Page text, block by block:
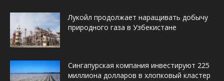
Лукойл продолжает наращивать добычу
природного газа в Узбекистане
Сингапурская компания инвестируют 225
миллиона долларов в хлопковый кластер